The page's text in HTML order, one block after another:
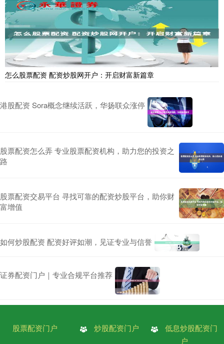
怎么股票配资 配资炒股网开户：开启财富新篇章
港股配资 Sora概念继续活跃，华扬联众涨停
股票配资怎么弄 专业股票配资机构，助力您的投资之
路
股票配资交易平台 寻找可靠的配资炒股平台，助你财
富增值
如何炒股配资 配资好评如潮，见证专业与信誉
证券配资门户｜专业合规平台推荐
股票配资门户 炒股配资门户
低息炒股配资门
户